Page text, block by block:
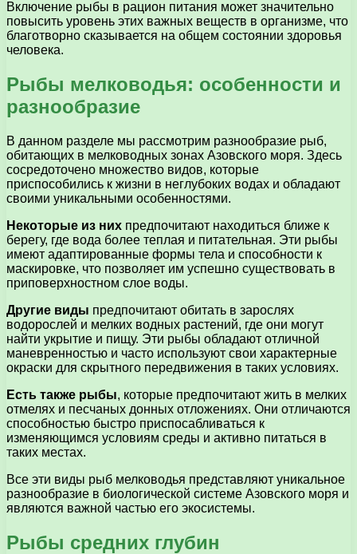
Включение рыбы в рацион питания может значительно
повысить уровень этих важных веществ в организме, что
благотворно сказывается на общем состоянии здоровья
человека.
Рыбы мелководья: особенности и
разнообразие
В данном разделе мы рассмотрим разнообразие рыб,
обитающих в мелководных зонах Азовского моря. Здесь
сосредоточено множество видов, которые
приспособились к жизни в неглубоких водах и обладают
своими уникальными особенностями.
Некоторые из них предпочитают находиться ближе к
берегу, где вода более теплая и питательная. Эти рыбы
имеют адаптированные формы тела и способности к
маскировке, что позволяет им успешно существовать в
приповерхностном слое воды.
Другие виды предпочитают обитать в зарослях
водорослей и мелких водных растений, где они могут
найти укрытие и пищу. Эти рыбы обладают отличной
маневренностью и часто используют свои характерные
окраски для скрытного передвижения в таких условиях.
Есть также рыбы, которые предпочитают жить в мелких
отмелях и песчаных донных отложениях. Они отличаются
способностью быстро приспосабливаться к
изменяющимся условиям среды и активно питаться в
таких местах.
Все эти виды рыб мелководья представляют уникальное
разнообразие в биологической системе Азовского моря и
являются важной частью его экосистемы.
Рыбы средних глубин